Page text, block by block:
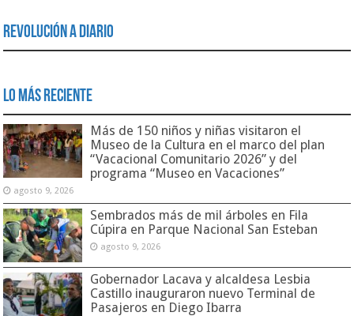
Revolución a Diario
Lo Más Reciente
Más de 150 niños y niñas visitaron el
Museo de la Cultura en el marco del plan
“Vacacional Comunitario 2026” y del
programa “Museo en Vacaciones”
agosto 9, 2026
Sembrados más de mil árboles en Fila
Cúpira en Parque Nacional San Esteban
agosto 9, 2026
Gobernador Lacava y alcaldesa Lesbia
Castillo inauguraron nuevo Terminal de
Pasajeros en Diego Ibarra